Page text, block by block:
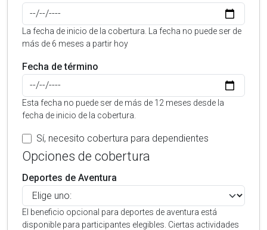
La fecha de inicio de la cobertura. La fecha no puede ser de
más de 6 meses a partir hoy
Fecha de término
Esta fecha no puede ser de más de 12 meses desde la
fecha de inicio de la cobertura.
Sí, necesito cobertura para dependientes
Opciones de cobertura
Deportes de Aventura
El beneficio opcional para deportes de aventura está
disponible para participantes elegibles. Ciertas actividades